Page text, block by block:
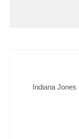
Indiana Jones